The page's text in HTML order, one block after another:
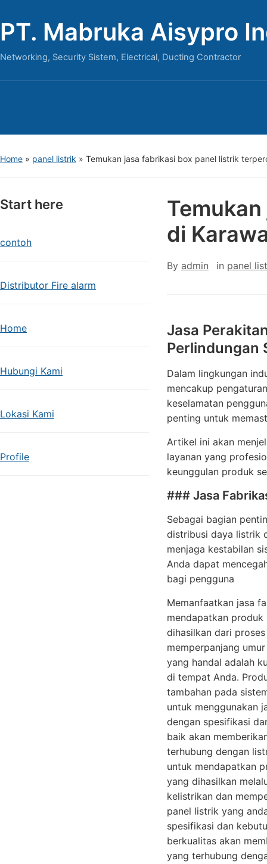
PT. Mabruka Aisypro
Networking, Security Sistem, Electrical, Ducting Contractor
Home » panel listrik » Temukan jasa fabrikasi box panel listrik
Start here
contoh
Distributor Fire alarm
Home
Hubungi Kami
Lokasi Kami
Profile
di
By admin in panel
Jasa
Perlindungan
Dalam lingkungan
mencakup
keselamatan
penting untuk
Artikel ini akan
layanan yang
keunggulan produk
### Jasa
Sebagai bagian
distribusi daya listrik
menjaga kestabilan
Anda dapat
bagi pengguna
Memanfaatkan jasa
mendapatkan
dihasilkan dari
memperpanjang
yang handal adalah
di tempat Anda.
tambahan pada
untuk menggunakan
dengan spesifikasi
baik akan
terhubung dengan
untuk mendapatkan
yang dihasilkan
kelistrikan dan
panel listrik yang
spesifikasi dan
berkualitas akan
yang terhubung